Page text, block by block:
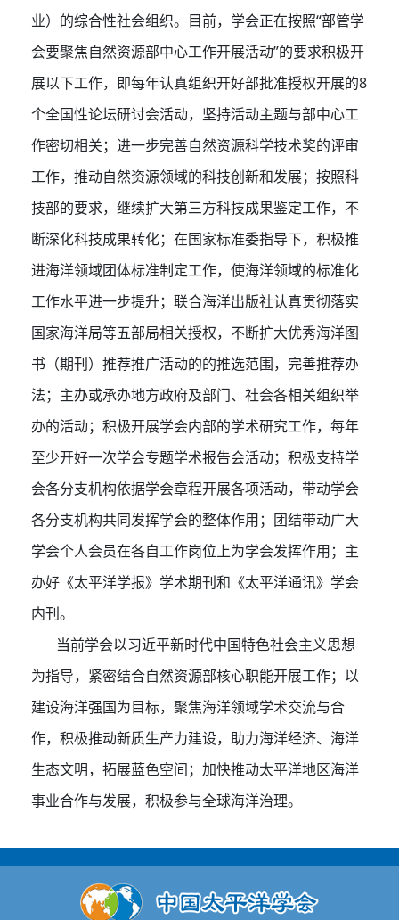
业）的综合性社会组织。目前，学会正在按照“部管学
会要聚焦自然资源部中心工作开展活动”的要求积极开
展以下工作，即每年认真组织开好部批准授权开展的8
个全国性论坛研讨会活动，坚持活动主题与部中心工
作密切相关；进一步完善自然资源科学技术奖的评审
工作，推动自然资源领域的科技创新和发展；按照科
技部的要求，继续扩大第三方科技成果鉴定工作，不
断深化科技成果转化；在国家标准委指导下，积极推
进海洋领域团体标准制定工作，使海洋领域的标准化
工作水平进一步提升；联合海洋出版社认真贯彻落实
国家海洋局等五部局相关授权，不断扩大优秀海洋图
书（期刊）推荐推广活动的的推选范围，完善推荐办
法；主办或承办地方政府及部门、社会各相关组织举
办的活动；积极开展学会内部的学术研究工作，每年
至少开好一次学会专题学术报告会活动；积极支持学
会各分支机构依据学会章程开展各项活动，带动学会
各分支机构共同发挥学会的整体作用；团结带动广大
学会个人会员在各自工作岗位上为学会发挥作用；主
办好《太平洋学报》学术期刊和《太平洋通讯》学会
内刊。
当前学会以习近平新时代中国特色社会主义思想
为指导，紧密结合自然资源部核心职能开展工作；以
建设海洋强国为目标，聚焦海洋领域学术交流与合
作，积极推动新质生产力建设，助力海洋经济、海洋
生态文明，拓展蓝色空间；加快推动太平洋地区海洋
事业合作与发展，积极参与全球海洋治理。